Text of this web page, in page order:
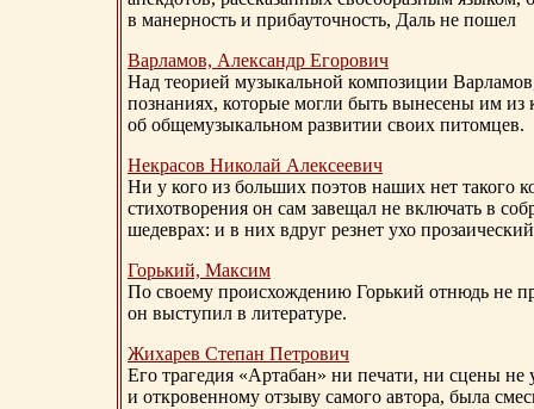
в манерность и прибауточность, Даль не пошел
Варламов, Александр Егорович
Над теорией музыкальной композиции
познаниях, которые могли быть вынесены им из
об общемузыкальном развитии своих питомцев.
Некрасов Николай Алексеевич
Ни у кого из больших поэтов наших нет такого
стихотворения он сам завещал не включать в
шедеврах: и в них вдруг резнет ухо
Горький, Максим
По своему происхождению Горький отнюдь не
он выступил в литературе.
Жихарев Степан Петрович
Его трагедия «Артабан» ни печати, ни сцены
и откровенному отзыву самого автора, была